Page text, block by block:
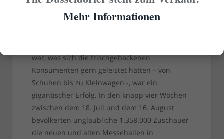
Besucher der Ausstellung bewundern moderne
Loks (Bildrechte: WDR/jäche via digit.wdr.de)
war, was sich die frischgebackenen
Konsumenten gern geleistet hätten – von
Schuhen bis zu Kleinwagen -, war ein
gigantischer Erfolg. In den knapp vier Wochen
zwischen dem 18. Juli und dem 16. August
bevölkerten unglaubliche 1.358.000 Zuschauer
die neuen und alten Messehallen in
Mehr Informationen